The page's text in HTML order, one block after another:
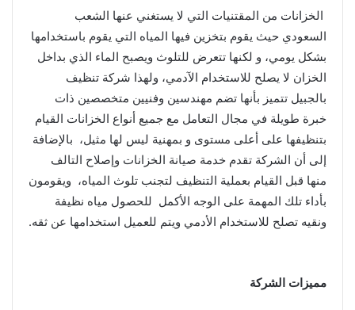
الخزانات من المقتنيات التي لا يستغني عنها الشعب
السعودي حيث يقوم بتخزين فيها المياه التي يقوم باستخدامها
بشكل يومي، و لكنها تتعرض للتلوث ويصبح الماء الذي بداخل
الخزان لا يصلح للاستخدام الآدمي، ولهذا شركة تنظيف
بالجبيل تتميز بأنها تضم مهندسين وفنيين متخصصين ذات
خبرة طويلة في مجال التعامل مع جميع أنواع الخزانات القيام
بتنظيفها على أعلى مستوى و بمهنية ليس لها مثيل، بالإضافة
إلى أن الشركة تقدم خدمة صيانة الخزانات وإصلاح التالف
منها قبل القيام بعملية التنظيف لتجنب تلوث المياه، ويقومون
بأداء تلك المهمة على الوجه الأكمل للحصول مياه نظيفة
ونقيه تصلح للاستخدام الأدمي ويتم للعميل استخدامها عن ثقه.
مميزات الشركة